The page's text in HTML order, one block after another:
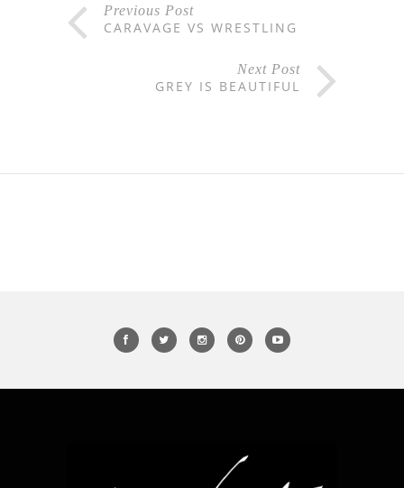
Previous Post
CARAVAGE VS WRESTLING
Next Post
GREY IS BEAUTIFUL